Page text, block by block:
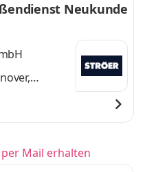
Neukunde
Mail erhalten